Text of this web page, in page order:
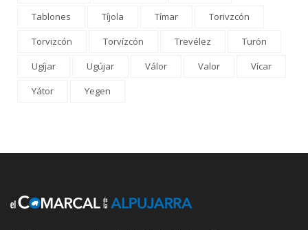
Tablones
Tíjola Tímar
Torivzcón
Torvizcón
Torvízcón Trevélez
Turón
Ugíjar
Ugújar Válor Valor
Vícar
Yátor
Yegen